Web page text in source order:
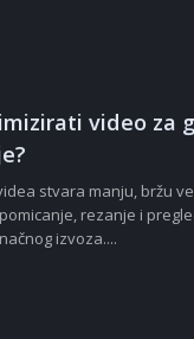
video za
stvara manju, bržu
rezanje i
izvoza....